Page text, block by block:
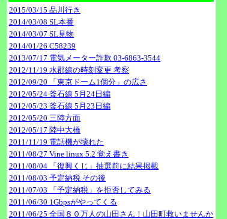
2015/03/15 品川行き
2014/03/08 SL本番
2014/03/07 SL見物
2014/01/26 C58239
2013/07/17 電気メーター詐欺 03-6863-3544
2012/11/19 水郡線の時刻変更 考察
2012/09/20 「東京ドーム1個分」の広さ
2012/05/24 釜石線 5月24日編
2012/05/23 釜石線 5月23日編
2012/05/20 三陸方面
2012/05/17 陸中大橋
2011/11/19 電話機が壊れた
2011/08/27 Vine linux 5.2 覚え書き
2011/08/04 「復興くじ」抽選前に結果掲載
2011/08/03 予定納税 その後
2011/07/03 「予定納税」を拒否してみる
2011/06/30 1Gbpsがやってくる
2011/06/25 全国８０万人の山田さん！山田町救いませんか